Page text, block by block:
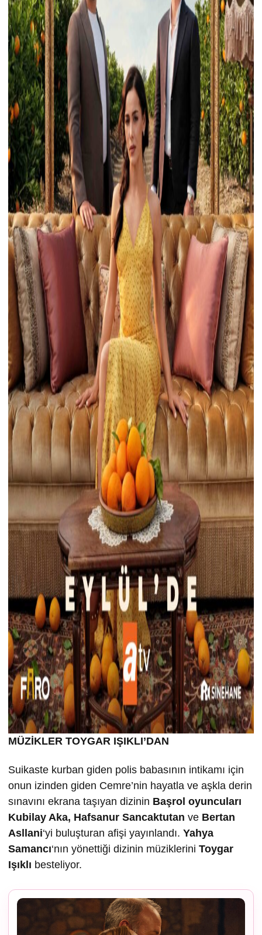
MÜZİKLER TOYGAR IŞIKLI’DAN
Suikaste kurban giden polis babasının intikamı için
onun izinden giden Cemre’nin hayatla ve aşkla derin
sınavını ekrana taşıyan dizinin Başrol oyuncuları
Kubilay Aka, Hafsanur Sancaktutan ve Bertan
Asllani‘yi buluşturan afişi yayınlandı. Yahya
Samancı‘nın yönettiği dizinin müziklerini Toygar
Işıklı besteliyor.